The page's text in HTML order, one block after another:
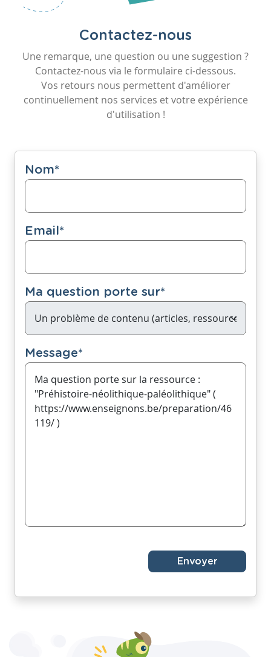
Contactez-nous
Une remarque, une question ou une suggestion ?
Contactez-nous via le formulaire ci-dessous.
Vos retours nous permettent d'améliorer
continuellement nos services et votre expérience
d'utilisation !
Nom*
Email*
Ma question porte sur*
Message*
Envoyer